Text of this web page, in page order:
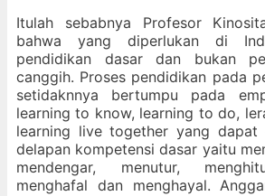
Itulah sebabnya Profesor
bahwa yang diperlukan di
pendidikan dasar dan bukan
canggih. Proses pendidikan pada
setidaknnya bertumpu pada
learning to know, learning to do,
learning live together yang dapat
delapan kompetensi dasar yaitu
mendengar, menutur,
menghafal dan menghayal.